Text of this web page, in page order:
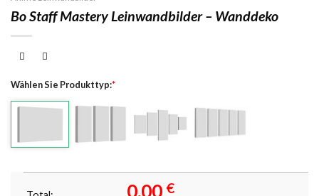
Bo Staff Mastery Leinwandbilder – Wanddeko
Wählen Sie Produkttyp:*
0,00 €